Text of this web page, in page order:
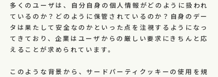
多くのユーザは、自分自身の個人情報がどのように扱われ
ているのか？どのように保管されているのか？自身のデー
タは果たして安全なのかといった点を注視するようになっ
てきており、企業はユーザからの厳しい要求にきちんと応
えることが求められています。
このような背景から、サードパーティクッキーの使用を規